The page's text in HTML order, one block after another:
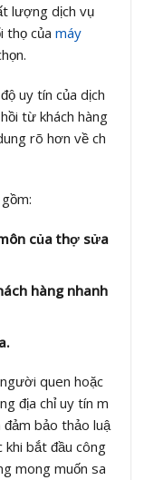
lượng dịch vụ
thọ của máy
uy tín của dịch
từ khách hàng
rõ hơn về ch
của thợ sửa
hàng nhanh
quen hoặc
địa chỉ uy tín m
đảm bảo thảo luậ
bắt đầu công
mong muốn sa